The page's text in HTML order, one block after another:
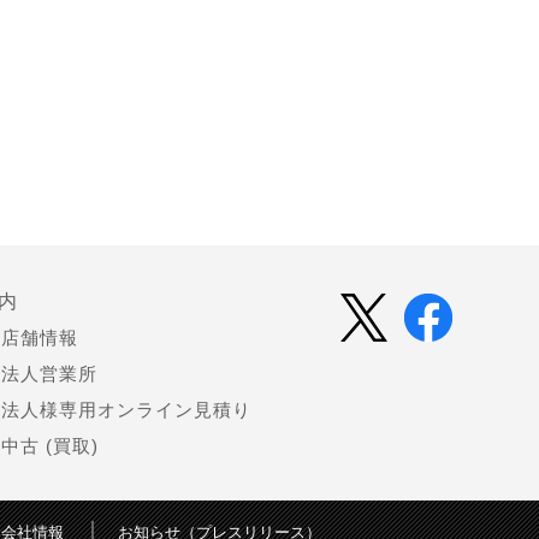
店舗情報
法人営業所
法人様専用オンライン見積り
中古 (買取)
会社情報 お知らせ（プレスリリース）